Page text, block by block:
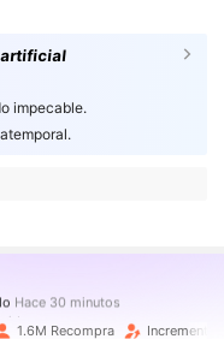
artificial
impecable.
1.6M Recompra Incremento